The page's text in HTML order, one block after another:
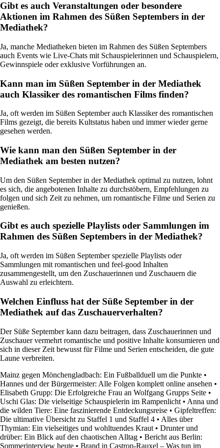
Gibt es auch Veranstaltungen oder besondere
Aktionen im Rahmen des Süßen Septembers in der
Mediathek?
Ja, manche Mediatheken bieten im Rahmen des Süßen Septembers
auch Events wie Live-Chats mit Schauspielerinnen und Schauspielern,
Gewinnspiele oder exklusive Vorführungen an.
Kann man im Süßen September in der Mediathek
auch Klassiker des romantischen Films finden?
Ja, oft werden im Süßen September auch Klassiker des romantischen
Films gezeigt, die bereits Kultstatus haben und immer wieder gerne
gesehen werden.
Wie kann man den Süßen September in der
Mediathek am besten nutzen?
Um den Süßen September in der Mediathek optimal zu nutzen, lohnt
es sich, die angebotenen Inhalte zu durchstöbern, Empfehlungen zu
folgen und sich Zeit zu nehmen, um romantische Filme und Serien zu
genießen.
Gibt es auch spezielle Playlists oder Sammlungen im
Rahmen des Süßen Septembers in der Mediathek?
Ja, oft werden im Süßen September spezielle Playlists oder
Sammlungen mit romantischen und feel-good Inhalten
zusammengestellt, um den Zuschauerinnen und Zuschauern die
Auswahl zu erleichtern.
Welchen Einfluss hat der Süße September in der
Mediathek auf das Zuschauerverhalten?
Der Süße September kann dazu beitragen, dass Zuschauerinnen und
Zuschauer vermehrt romantische und positive Inhalte konsumieren und
sich in dieser Zeit bewusst für Filme und Serien entscheiden, die gute
Laune verbreiten.
Mainz gegen Mönchengladbach: Ein Fußballduell um die Punkte •
Hannes und der Bürgermeister: Alle Folgen komplett online ansehen •
Elisabeth Grupp: Die Erfolgreiche Frau an Wolfgang Grupps Seite •
Uschi Glas: Die vielseitige Schauspielerin im Rampenlicht • Anna und
die wilden Tiere: Eine faszinierende Entdeckungsreise • Gipfeltreffen:
Die ultimative Übersicht zu Staffel 1 und Staffel 4 • Alles über
Thymian: Ein vielseitiges und wohltuendes Kraut • Drunter und
drüber: Ein Blick auf den chaotischen Alltag • Bericht aus Berlin:
Sommerinterview heute • Brand in Castrop-Rauxel – Was tun im